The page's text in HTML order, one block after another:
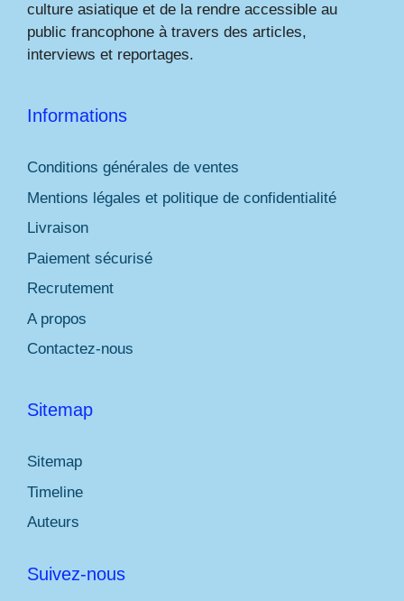
culture asiatique et de la rendre accessible au
public francophone à travers des articles,
interviews et reportages.
Informations
Conditions générales de ventes
Mentions légales et politique de confidentialité
Livraison
Paiement sécurisé
Recrutement
A propos
Contactez-nous
Sitemap
Sitemap
Timeline
Auteurs
Suivez-nous